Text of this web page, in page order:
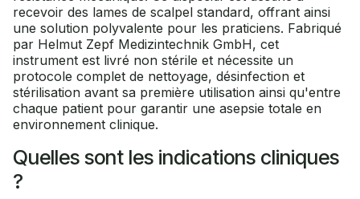
recevoir des lames de scalpel standard, offrant ainsi
une solution polyvalente pour les praticiens. Fabriqué
par Helmut Zepf Medizintechnik GmbH, cet
instrument est livré non stérile et nécessite un
protocole complet de nettoyage, désinfection et
stérilisation avant sa première utilisation ainsi qu'entre
chaque patient pour garantir une asepsie totale en
environnement clinique.
Quelles sont les indications cliniques
?